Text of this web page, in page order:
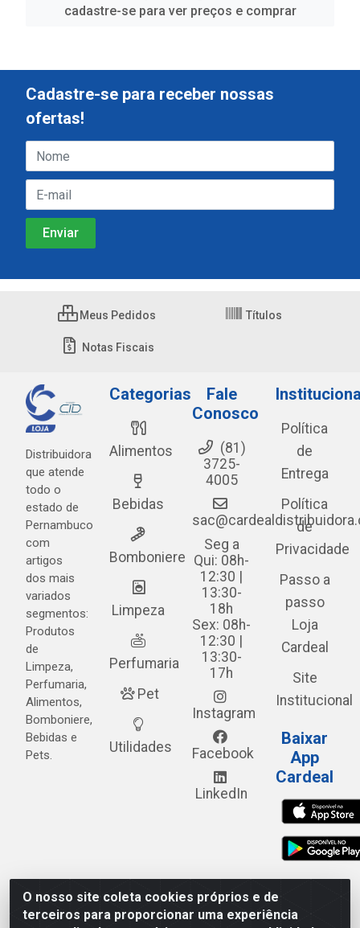
cadastre-se para ver preços e comprar
O nosso site coleta cookies próprios e de
terceiros para proporcionar uma experiência
Cadastre-se para receber nossas
ofertas!
Meus Pedidos Títulos
Notas Fiscais
Distribuidora
que atende
todo o
estado de
Pernambuco
com
artigos
dos mais
variados
segmentos:
Produtos
de
Limpeza,
Perfumaria,
Alimentos,
Bomboniere,
Bebidas e
Pets.
Categorias
Alimentos
Bebidas
Bomboniere
Limpeza
Perfumaria
Pet
Utilidades
Fale
Conosco
(81)
3725-
4005
Seg a
Qui: 08h-
12:30 |
13:30-
18h
Sex: 08h-
12:30 |
13:30-
17h
Instagram
Facebook
LinkedIn
Política
de
Entrega
Política
de
Privacidade
Passo a
passo
Loja
Cardeal
Site
Institucional
Baixar
App
Cardeal
Cardeal Distribuidora - Estrada Alto do Moura, 582 - Alto
do Moura - Caruaru/PE - CEP 55.040-120 - CNPJ